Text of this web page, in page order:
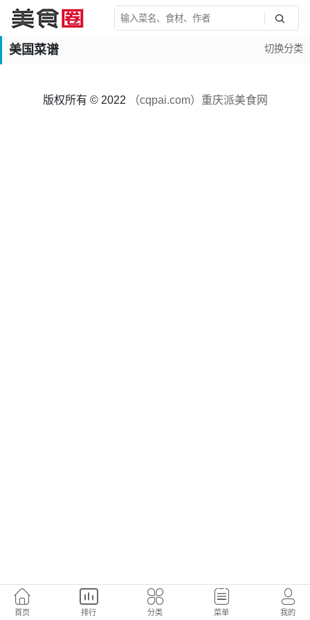
切换分类
美国菜谱
版权所有 © 2022 （cqpai.com）重庆派美食网
首页 排行 分类 菜单 我的